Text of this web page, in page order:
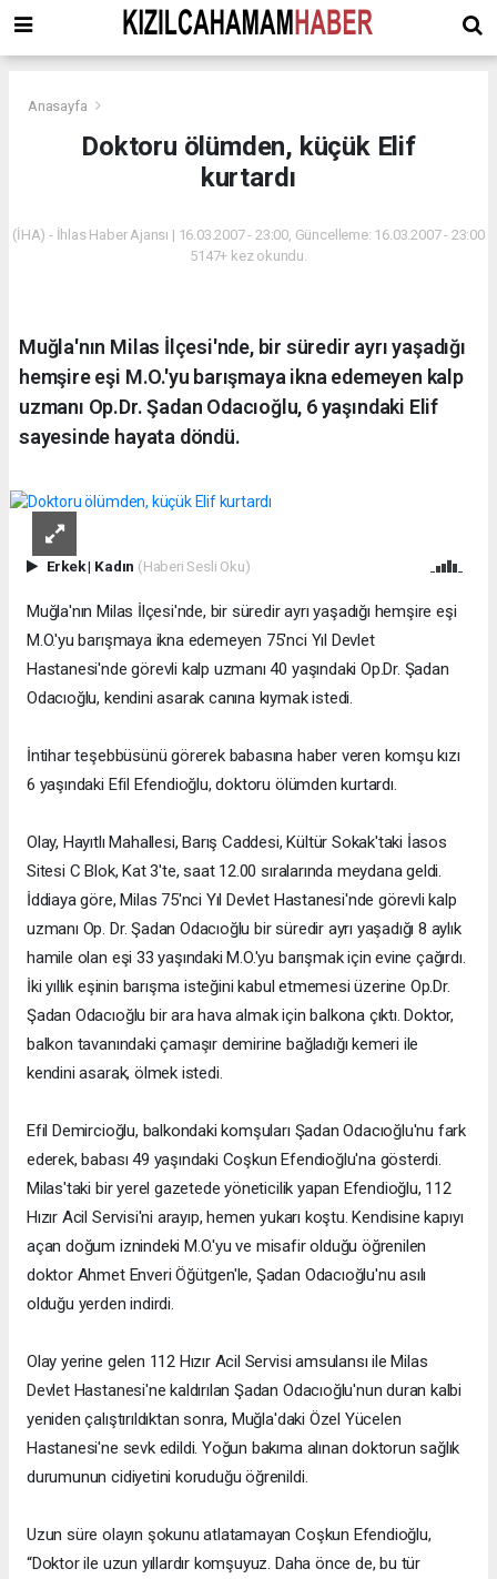
Anasayfa
Doktoru ölümden, küçük Elif
kurtardı
(İHA) - İhlas Haber Ajansı | 16.03.2007 - 23:00, Güncelleme: 16.03.2007 - 23:00
5147+ kez okundu.
Muğla'nın Milas İlçesi'nde, bir süredir ayrı yaşadığı
hemşire eşi M.O.'yu barışmaya ikna edemeyen kalp
uzmanı Op.Dr. Şadan Odacıoğlu, 6 yaşındaki Elif
sayesinde hayata döndü.
Erkek| Kadın (Haberi Sesli Oku)
Muğla'nın Milas İlçesi'nde, bir süredir ayrı yaşadığı hemşire eşi
M.O.'yu barışmaya ikna edemeyen 75'nci Yıl Devlet
Hastanesi'nde görevli kalp uzmanı 40 yaşındaki Op.Dr. Şadan
Odacıoğlu, kendini asarak canına kıymak istedi.
İntihar teşebbüsünü görerek babasına haber veren komşu kızı
6 yaşındaki Efil Efendioğlu, doktoru ölümden kurtardı.
Olay, Hayıtlı Mahallesi, Barış Caddesi, Kültür Sokak'taki İasos
Sitesi C Blok, Kat 3'te, saat 12.00 sıralarında meydana geldi.
İddiaya göre, Milas 75'nci Yıl Devlet Hastanesi'nde görevli kalp
uzmanı Op. Dr. Şadan Odacıoğlu bir süredir ayrı yaşadığı 8 aylık
hamile olan eşi 33 yaşındaki M.O.'yu barışmak için evine çağırdı.
İki yıllık eşinin barışma isteğini kabul etmemesi üzerine Op.Dr.
Şadan Odacıoğlu bir ara hava almak için balkona çıktı. Doktor,
balkon tavanındaki çamaşır demirine bağladığı kemeri ile
kendini asarak, ölmek istedi.
Efil Demircioğlu, balkondaki komşuları Şadan Odacıoğlu'nu fark
ederek, babası 49 yaşındaki Coşkun Efendioğlu'na gösterdi.
Milas'taki bir yerel gazetede yöneticilik yapan Efendioğlu, 112
Hızır Acil Servisi'ni arayıp, hemen yukarı koştu. Kendisine kapıyı
açan doğum iznindeki M.O.'yu ve misafir olduğu öğrenilen
doktor Ahmet Enveri Öğütgen'le, Şadan Odacıoğlu'nu asılı
olduğu yerden indirdi.
Olay yerine gelen 112 Hızır Acil Servisi amsulansı ile Milas
Devlet Hastanesi'ne kaldırılan Şadan Odacıoğlu'nun duran kalbi
yeniden çalıştırıldıktan sonra, Muğla'daki Özel Yücelen
Hastanesi'ne sevk edildi. Yoğun bakıma alınan doktorun sağlık
durumunun cidiyetini koruduğu öğrenildi.
Uzun süre olayın şokunu atlatamayan Coşkun Efendioğlu,
“Doktor ile uzun yıllardır komşuyuz. Daha önce de, bu tür